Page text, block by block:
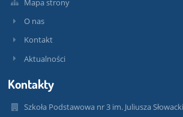
Mapa strony
O nas
Kontakt
Aktualności
Kontakty
Szkoła Podstawowa nr 3 im. Juliusza